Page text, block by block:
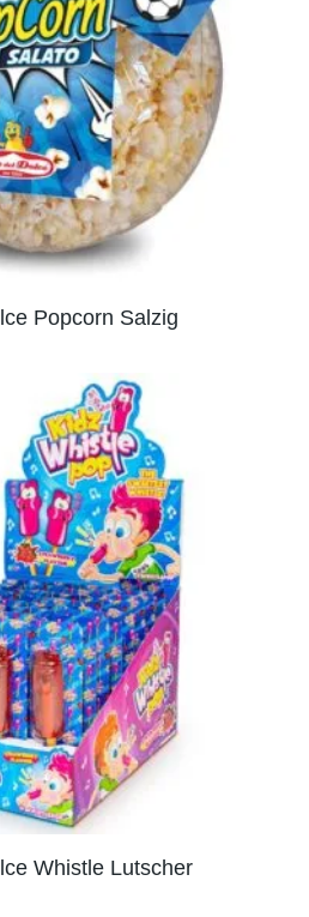
Popcorn Salzig
Whistle Lutscher